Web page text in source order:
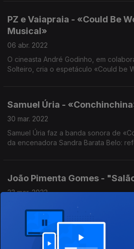
PZ e Vaiapraia - «Could Be
Musical»
06 abr. 2022
O cineasta André Godinho, em
Solteiro, cria o espetáculo «Could be
Samuel Úria -
30 mar. 2022
Samuel Úria faz a banda sonora de
da encenadora Sandra Barata Belo:
João Pimenta Gomes -
23 mar. 2022
João Pimenta Gomes criou uma peça
projeto de Isabel Costa. O músico
voz a esta obra, a partir de uma escala